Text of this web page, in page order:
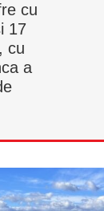
cu
17
cu
a